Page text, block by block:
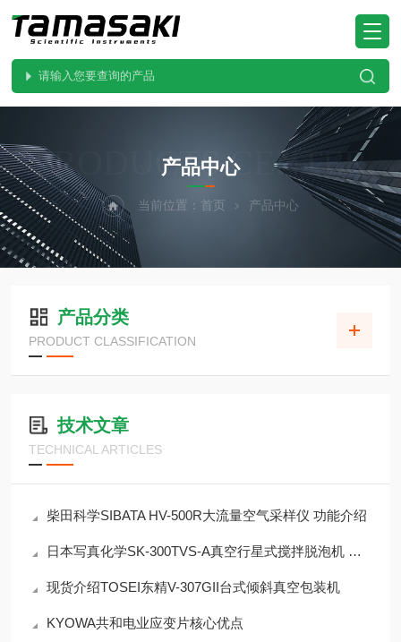
PRODUCTS CENTER
产品中心
当前位置： 首页 产品中心
产品分类
PRODUCT CLASSIFICATION
技术文章
TECHNICAL ARTICLES
柴田科学SIBATA HV-500R大流量空气采样仪 功能介绍
日本写真化学SK-300TVS-A真空行星式搅拌脱泡机 功能介绍
现货介绍TOSEI东精V-307GII台式倾斜真空包装机
KYOWA共和电业应变片核心优点